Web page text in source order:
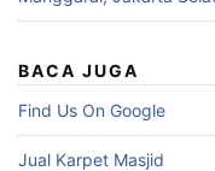
BACA JUGA
Find Us On Google
Jual Karpet Masjid